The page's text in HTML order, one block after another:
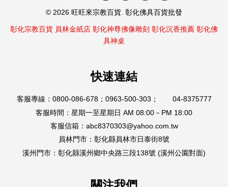
© 2026 旺旺來宗教百貨. 彰化佛具百貨批發
彰化宗教百貨 員林金紙店 彰化神尊佛像雕刻 彰化沉香推薦 彰化佛
具神桌
快速連結
客服專線：0800-086-678；0963-500-303； 04-8375777
客服時間：星期一至星期日 AM 08:00－PM 18:00
客服信箱：abc8370303@yahoo.com.tw
員林門市：彰化縣員林市日泰街8號
溪州門市：彰化縣溪州鄉中央路三段138號 (溪州公園對面)